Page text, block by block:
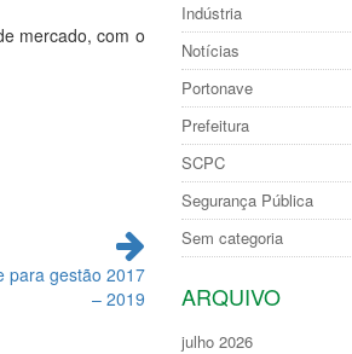
mercado, com o
para gestão 2017
– 2019
Indústria
Notícias
Portonave
Prefeitura
SCPC
Segurança Pública
Sem categoria
ARQUIVO
julho 2026